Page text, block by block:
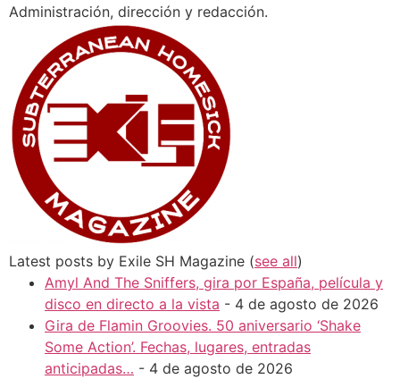
Administración, dirección y redacción.
Latest posts by Exile SH Magazine (see all)
Amyl And The Sniffers, gira por España, película y
disco en directo a la vista - 4 de agosto de 2026
Gira de Flamin Groovies. 50 aniversario ‘Shake
Some Action’. Fechas, lugares, entradas
anticipadas… - 4 de agosto de 2026